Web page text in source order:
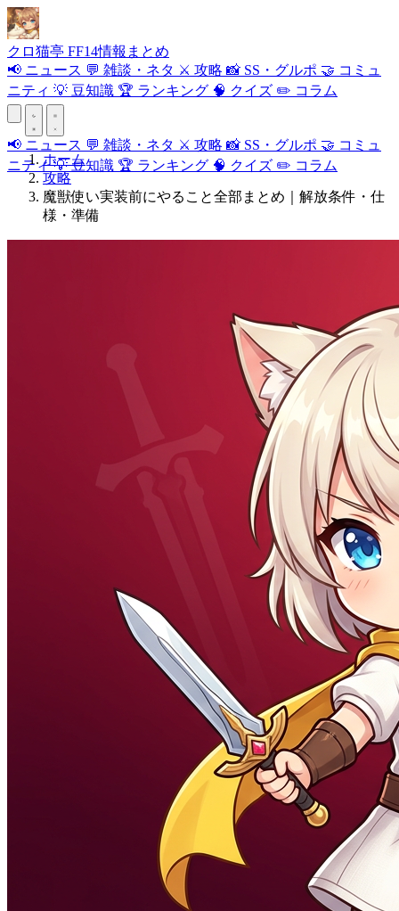
クロ猫亭 FF14情報まとめ
📢 ニュース 💬 雑談・ネタ ⚔️ 攻略 📸 SS・グルポ 🤝 コミュ
ニティ 💡 豆知識 🏆 ランキング 🧠 クイズ ✏️ コラム
📢 ニュース 💬 雑談・ネタ ⚔️ 攻略 📸 SS・グルポ 🤝 コミュ
ニティ💡豆知識 🏆 ランキング 🧠 クイズ ✏️ コラム
ホーム
攻略
魔獣使い実装前にやること全部まとめ｜解放条件・仕
様・準備